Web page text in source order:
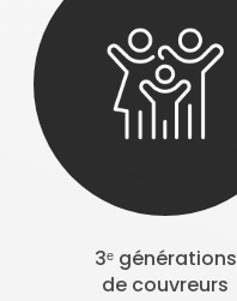
3ᵉ générations
de couvreurs